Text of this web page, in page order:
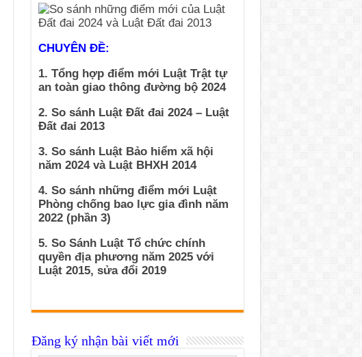
CHUYÊN ĐỀ:
1. Tổng hợp điểm mới Luật Trật tự
an toàn giao thông đường bộ 2024
2. So sánh Luật Đất đai 2024 – Luật
Đất đai 2013
3. So sánh Luật Bảo hiểm xã hội
năm 2024 và Luật BHXH 2014
4. So sánh những điểm mới Luật
Phòng chống bao lực gia đình năm
2022 (phần 3)
5. So Sánh Luật Tổ chức chính
quyền địa phương năm 2025 với
Luật 2015, sửa đổi 2019
Đăng ký nhận bài viết mới